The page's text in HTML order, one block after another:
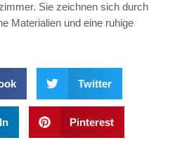
Sie zeichnen sich durch
Materialien und eine ruhige
Twitter
Pinterest